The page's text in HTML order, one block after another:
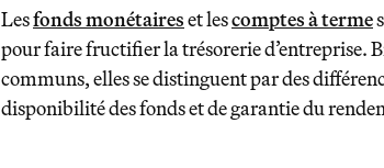
Lesfonds monétaireset lescomptes à terme
pour faire fructifier la trésorerie d’entreprise.
communs, elles se distinguent par des
disponibilité des fonds et de garantie du